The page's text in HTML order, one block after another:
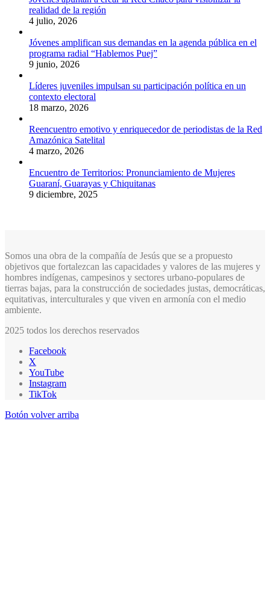
realidad de la región
4 julio, 2026
Jóvenes amplifican sus demandas en la agenda pública en el
programa radial “Hablemos Puej”
9 junio, 2026
Líderes juveniles impulsan su participación política en un
contexto electoral
18 marzo, 2026
Reencuentro emotivo y enriquecedor de periodistas de la Red
Amazónica Satelital
4 marzo, 2026
Encuentro de Territorios: Pronunciamiento de Mujeres
Guaraní, Guarayas y Chiquitanas
9 diciembre, 2025
Somos una obra de la compañía de Jesús que se a propuesto
objetivos que fortalezcan las capacidades y valores de las mujeres y
hombres indígenas, campesinos y sectores urbano-populares de
tierras bajas, para la construcción de sociedades justas, democráticas,
equitativas, interculturales y que viven en armonía con el medio
ambiente.
2025 todos los derechos reservados
Facebook
X
YouTube
Instagram
TikTok
Botón volver arriba